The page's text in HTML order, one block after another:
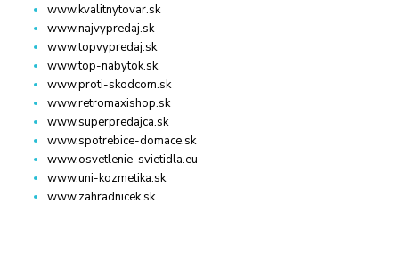
www.kvalitnytovar.sk
www.najvypredaj.sk
www.topvypredaj.sk
www.top-nabytok.sk
www.proti-skodcom.sk
www.retromaxishop.sk
www.superpredajca.sk
www.spotrebice-domace.sk
www.osvetlenie-svietidla.eu
www.uni-kozmetika.sk
www.zahradnicek.sk